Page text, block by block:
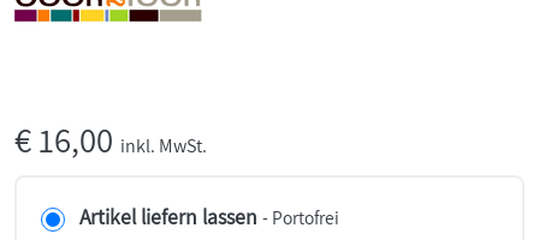
€16,00 inkl. MwSt.
Artikel liefern lassen - Portofrei